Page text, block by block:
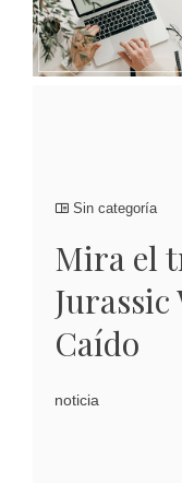
Sin categoría
Mira el
Caído
noticia